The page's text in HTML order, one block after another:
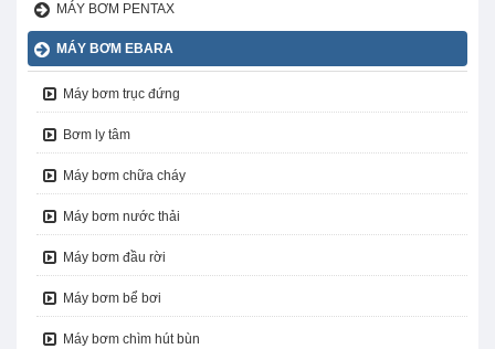
MÁY BƠM PENTAX
MÁY BƠM EBARA
Máy bơm trục đứng
Bơm ly tâm
Máy bơm chữa cháy
Máy bơm nước thải
Máy bơm đầu rời
Máy bơm bể bơi
Máy bơm chìm hút bùn